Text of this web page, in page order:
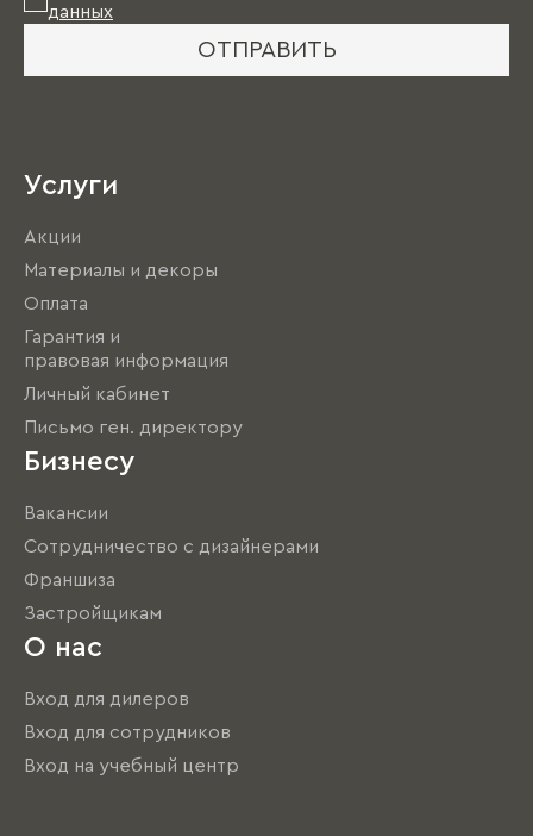
данных
ОТПРАВИТЬ
Услуги
Акции
Материалы и декоры
Оплата
Гарантия и
правовая информация
Личный кабинет
Письмо ген. директору
Бизнесу
Вакансии
Сотрудничество с дизайнерами
Франшиза
Застройщикам
О нас
Вход для дилеров
Вход для сотрудников
Вход на учебный центр